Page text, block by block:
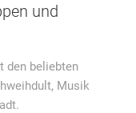
und
den beliebten
Musik